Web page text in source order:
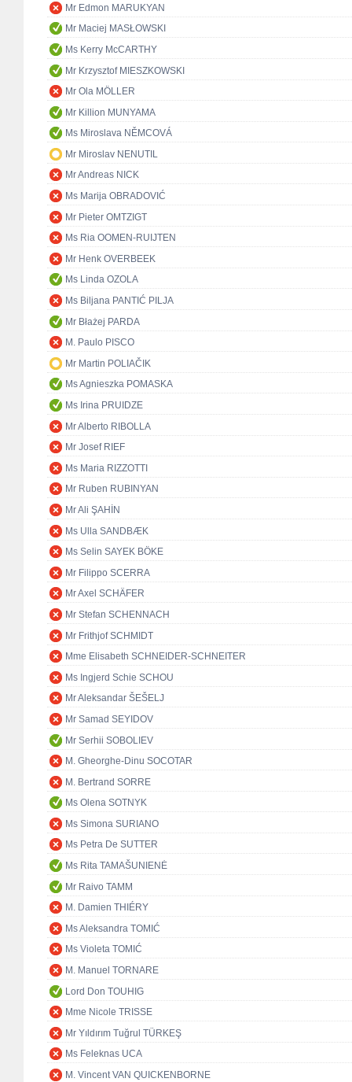
Mr Edmon MARUKYAN
Mr Maciej MASŁOWSKI
Ms Kerry McCARTHY
Mr Krzysztof MIESZKOWSKI
Mr Ola MÖLLER
Mr Killion MUNYAMA
Ms Miroslava NĚMCOVÁ
Mr Miroslav NENUTIL
Mr Andreas NICK
Ms Marija OBRADOVIĆ
Mr Pieter OMTZIGT
Ms Ria OOMEN-RUIJTEN
Mr Henk OVERBEEK
Ms Linda OZOLA
Ms Biljana PANTIĆ PILJA
Mr Błażej PARDA
M. Paulo PISCO
Mr Martin POLIAČIK
Ms Agnieszka POMASKA
Ms Irina PRUIDZE
Mr Alberto RIBOLLA
Mr Josef RIEF
Ms Maria RIZZOTTI
Mr Ruben RUBINYAN
Mr Ali ŞAHİN
Ms Ulla SANDBÆK
Ms Selin SAYEK BÖKE
Mr Filippo SCERRA
Mr Axel SCHÄFER
Mr Stefan SCHENNACH
Mr Frithjof SCHMIDT
Mme Elisabeth SCHNEIDER-SCHNEITER
Ms Ingjerd Schie SCHOU
Mr Aleksandar ŠEŠELJ
Mr Samad SEYIDOV
Mr Serhii SOBOLIEV
M. Gheorghe-Dinu SOCOTAR
M. Bertrand SORRE
Ms Olena SOTNYK
Ms Simona SURIANO
Ms Petra De SUTTER
Ms Rita TAMAŠUNIENĖ
Mr Raivo TAMM
M. Damien THIÉRY
Ms Aleksandra TOMIĆ
Ms Violeta TOMIĆ
M. Manuel TORNARE
Lord Don TOUHIG
Mme Nicole TRISSE
Mr Yıldırım Tuğrul TÜRKEŞ
Ms Feleknas UCA
M. Vincent VAN QUICKENBORNE